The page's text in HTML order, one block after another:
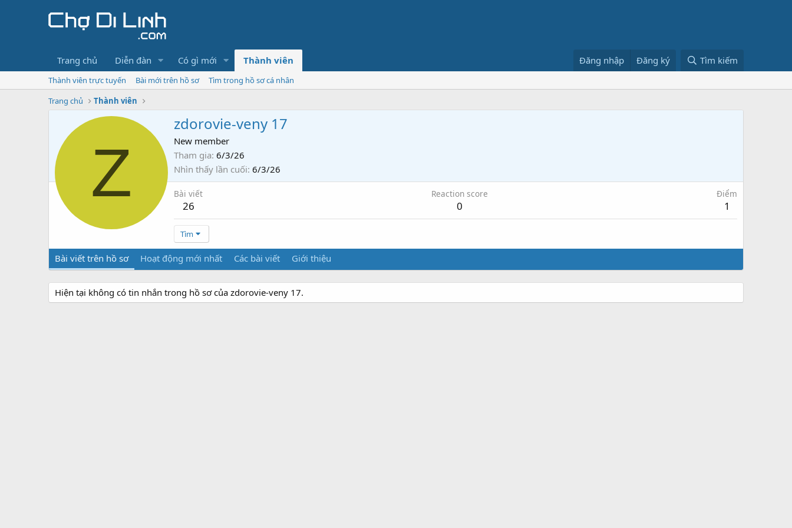
Trang chủ Diễn đàn Có gì mới Thành viên Đăng nhập Đăng ký Tìm kiếm
Thành viên trực tuyến Bài mới trên hồ sơ
Tìm trong hồ sơ cá nhân
Trang chủ
Thành viên
Z
zdorovie-veny 17
New member
Tham gia 6/3/26
Nhìn thấy lần cuối 6/3/26
Bài viết
26
Reaction score
0
Điểm
1
Tìm
Bài viết trên hồ sơ Hoạt động mới nhất Các bài viết Giới thiệu
Hiện tại không có tin nhắn trong hồ sơ của zdorovie-veny 17.